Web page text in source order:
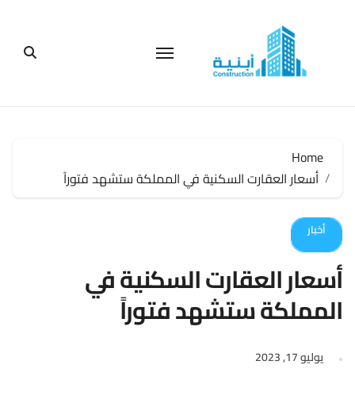
Home
أسعار العقارت السكنية في المملكة ستشهد فتوراً
أخبار
أسعار العقارت السكنية في
المملكة ستشهد فتوراً
يوليو 17, 2023